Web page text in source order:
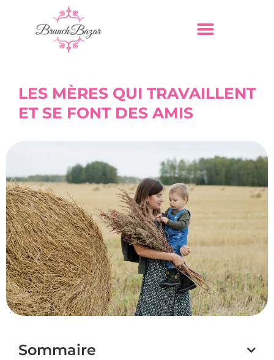
LES MÈRES QUI TRAVAILLENT
ET SE FONT DES AMIS
Sommaire